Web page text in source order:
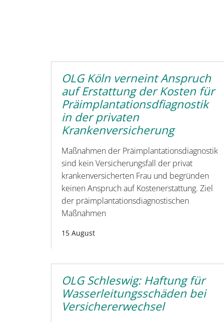
OLG Köln verneint Anspruch
auf Erstattung der Kosten für
Präimplantationsdfiagnostik
in der privaten
Krankenversicherung
Maßnahmen der Präimplantationsdiagnostik
sind kein Versicherungsfall der privat
krankenversicherten Frau und begründen
keinen Anspruch auf Kostenerstattung. Ziel
der präimplantationsdiagnostischen
Maßnahmen
15 August
OLG Schleswig: Haftung für
Wasserleitungsschäden bei
Versichererwechsel